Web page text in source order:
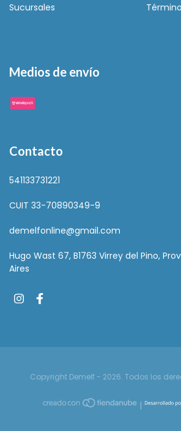
Sucursales
Medios de envío
Contacto
541133731221
CUIT 33-70890349-9
demelfonline@gmail.com
Hugo Wast 67, B1763 Virrey del Pino,
Aires
Copyright Demelf - 2026. Todos los
|